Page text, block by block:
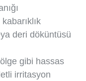
deri döküntüsü
gibi hassas
irritasyon